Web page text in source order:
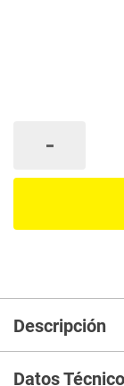
Descripción
guayaba, azúcar,
Datos